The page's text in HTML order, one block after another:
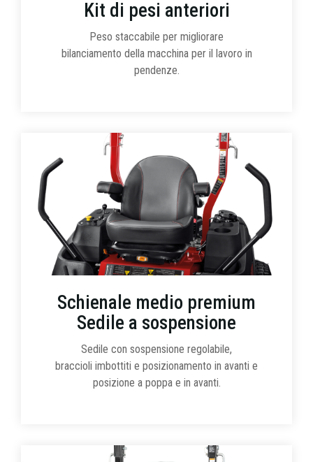
Kit di pesi anteriori
Peso staccabile per migliorare
bilanciamento della macchina per il lavoro in
pendenze.
Schienale medio premium
Sedile a sospensione
Sedile con sospensione regolabile,
braccioli imbottiti e posizionamento in avanti e
posizione a poppa e in avanti.